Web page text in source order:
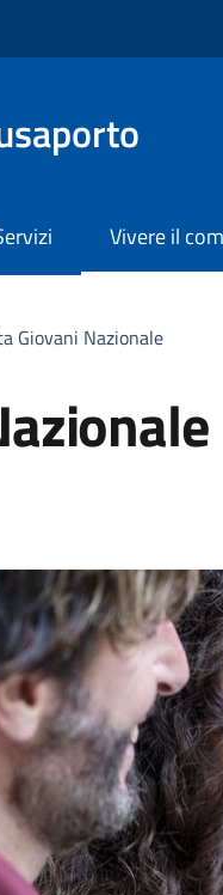
Vivere il
Giovani Nazionale